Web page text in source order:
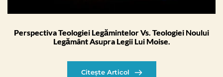
Perspectiva Teologiei Legămintelor Vs. Teologiei Noului
Legământ Asupra Legii Lui Moise.
Citește Articol